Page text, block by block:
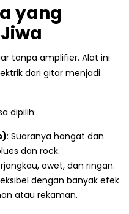
yang
tanpa amplifier. Alat ini
dari gitar menjadi
dipilih:
: Suaranya hangat dan
dan rock.
awet, dan ringan.
dengan banyak efek
atau rekaman.